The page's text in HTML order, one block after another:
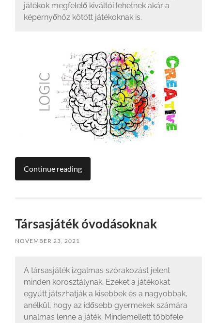
játékok megfelelő kiváltói lehetnek akár a
képernyőhöz kötött játékoknak is.
Continue reading
Társasjáték óvodásoknak
NOVEMBER 23, 2021
A társasjáték izgalmas szórakozást jelent
minden korosztálynak. Ezeket a játékokat
együtt játszhatják a kisebbek és a nagyobbak,
anélkül, hogy az idősebb gyermekek számára
unalmas lenne a játék. Mindemellett többféle